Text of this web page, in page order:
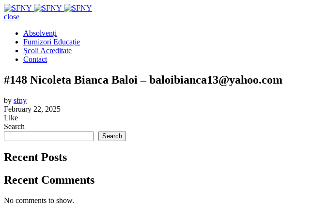
close
Absolvenți
Furnizori Educație
Școli Acreditate
Contact
#148 Nicoleta Bianca Baloi – baloibianca13@yahoo.com
by sfny
February 22, 2025
Like
Search
Search
Recent Posts
Recent Comments
No comments to show.